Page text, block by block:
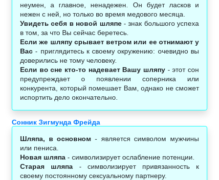
неумен, а главное, ненадежен. Он будет ласков и
нежен с ней, но только во время медового месяца.
Увидеть себя в новой шляпе- знак большого успеха
в том, за что Вы сейчас беретесь.
Если же шляпу срывает ветром или ее отнимают у
Вас - приглядитесь к своему окружению: очевидно вы
доверились не тому человеку.
Если во сне кто-то надевает Вашу шляпу - этот сон
предупреждает о появлении соперника или
конкурента, который помешает Вам, однако не сможет
испортить дело окончательно.
Сонник Зигмунда Фрейда
Шляпа, в основном - является символом мужчины
или пениса.
Новая шляпа - символизирует ослабление потенции.
Старая шляпа- символизирует привязанность к
своему постоянному сексуальному партнеру.